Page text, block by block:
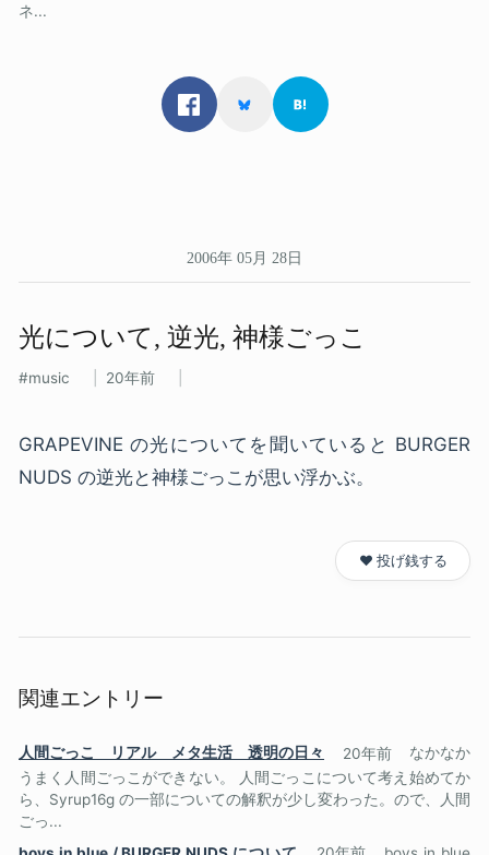
ネ...
2006年 05月 28日
光に​ついて​, 逆光, 神様​ごっこ
music 20年前
GRAPEVINE の光についてを聞いていると BURGER
NUDS の逆光と神様ごっこが思い浮かぶ。
❤️ 投げ銭する
関連エントリー
人間ごっこ リアル メタ生活 透明の日々 20年前
なかなか
うまく人間ごっこができない。 人間ごっこについて考え始めてか
ら、Syrup16g の一部についての解釈が少し変わった。ので、人間
ごっ...